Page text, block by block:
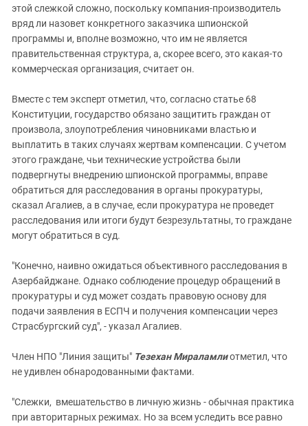
этой слежкой сложно, поскольку компания-производитель
вряд ли назовет конкретного заказчика шпионской
программы и, вполне возможно, что им не является
правительственная структура, а, скорее всего, это какая-то
коммерческая организация, считает он.
Вместе с тем эксперт отметил, что, согласно статье 68
Конституции, государство обязано защитить граждан от
произвола, злоупотребления чиновниками властью и
выплатить в таких случаях жертвам компенсации. С учетом
этого граждане, чьи технические устройства были
подвергнуты внедрению шпионской программы, вправе
обратиться для расследования в органы прокуратуры,
сказал Агалиев, а в случае, если прокуратура не проведет
расследования или итоги будут безрезультатны, то граждане
могут обратиться в суд.
"Конечно, наивно ожидаться объективного расследования в
Азербайджане. Однако соблюдение процедур обращений в
прокуратуры и суд может создать правовую основу для
подачи заявления в ЕСПЧ и получения компенсации через
Страсбургский суд", - указал Агалиев.
Член НПО "Линия защиты" Тезехан Мираламлиотметил, что
не удивлен обнародованными фактами.
"Слежки, вмешательство в личную жизнь - обычная практика
при авторитарных режимах. Но за всем уследить все равно